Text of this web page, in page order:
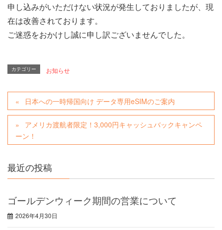
申し込みがいただけない状況が発生しておりましたが、現
在は改善されております。
ご迷惑をおかけし誠に申し訳ございませんでした。
カテゴリー お知らせ
日本への一時帰国向け データ専用eSIMのご案内
アメリカ渡航者限定！3,000円キャッシュバックキャンペ
ーン！
最近の投稿
ゴールデンウィーク期間の営業について
2026年4月30日